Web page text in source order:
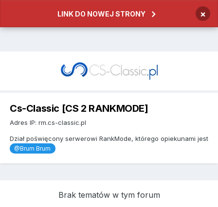
LINK DO NOWEJ STRONY ×
Cs-Classic [CS 2 RANKMODE]
Adres IP: rm.cs-classic.pl
Dział poświęcony serwerowi RankMode, którego opiekunami jest
@Brum Brum
Brak tematów w tym forum